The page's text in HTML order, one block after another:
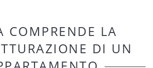
COMPRENDE LA
DI UN